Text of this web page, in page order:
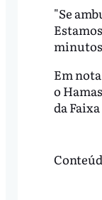
"Se
Em
o
da Faixa